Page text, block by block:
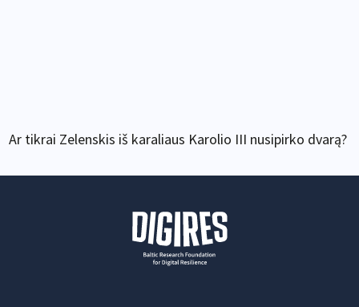
Ar tikrai Zelenskis iš karaliaus Karolio III nusipirko dvarą?